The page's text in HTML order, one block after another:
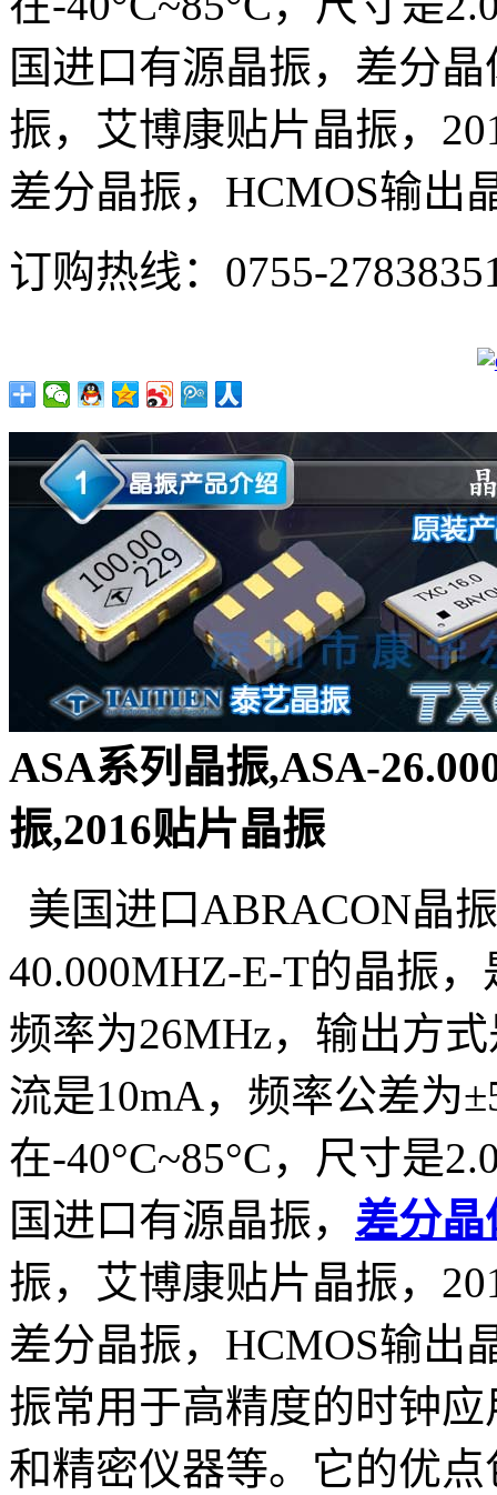
国进口有源晶振，差分
振，艾博康贴片晶振，
差分晶振，HCMOS输出
订购热线： 0755-
ASA系列晶振,ASA-
振,2016贴片晶振
美国进口ABRACON晶
40.000MHZ-E-T的晶振，
频率为26MHz，输出方
流是10mA，频率公差为
在-40°C~85°C，尺寸是
国进口有源晶振， 差分
振， 艾博康贴片晶振，
差分晶振，HCMOS输出
振常用于高精度的时钟
和精密仪器等。它的优